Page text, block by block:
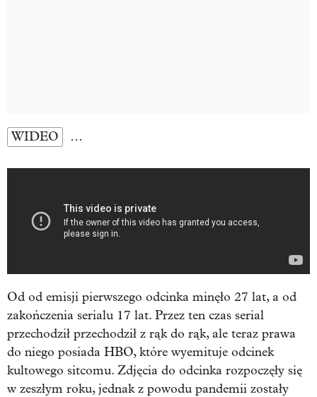
WIDEO …
Od od emisji pierwszego odcinka minęło 27 lat, a od
zakończenia serialu 17 lat. Przez ten czas serial
przechodził przechodził z rąk do rąk, ale teraz prawa
do niego posiada HBO, które wyemituje odcinek
kultowego sitcomu. Zdjęcia do odcinka rozpoczęły się
w zeszłym roku, jednak z powodu pandemii zostały